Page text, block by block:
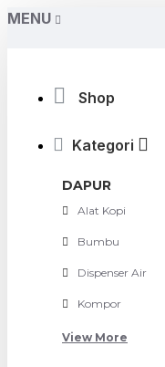
MENU
Shop
Kategori
DAPUR
Alat Kopi
Bumbu
Dispenser Air
Kompor
View More